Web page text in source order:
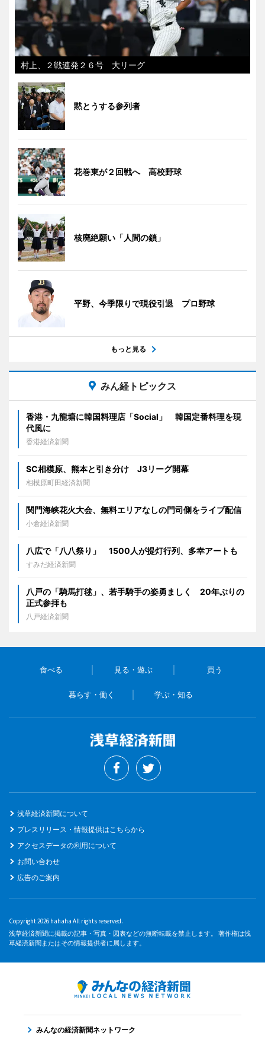
村上、２戦連発２６号 大リーグ
黙とうする参列者
花巻東が２回戦へ 高校野球
核廃絶願い「人間の鎖」
平野、今季限りで現役引退 プロ野球
もっと見る
みん経トピックス
香港・九龍塘に韓国料理店「Social」 韓国定番料理を現
代風に
香港経済新聞
SC相模原、熊本と引き分け J3リーグ開幕
相模原町田経済新聞
関門海峡花火大会、無料エリアなしの門司側をライブ配信
小倉経済新聞
八広で「八八祭り」 1500人が提灯行列、多幸アートも
すみだ経済新聞
八戸の「騎馬打毬」、若手騎手の姿勇ましく 20年ぶりの
正式参拝も
八戸経済新聞
食べる 見る・遊ぶ 買う
暮らす・働く 学ぶ・知る
浅草経済新聞について
プレスリリース・情報提供はこちらから
アクセスデータの利用について
お問い合わせ
広告のご案内
Copyright 2026 hahaha All rights reserved.
浅草経済新聞に掲載の記事・写真・図表などの無断転載を禁止します。 著作権は浅
草経済新聞またはその情報提供者に属します。
みんなの経済新聞ネットワーク